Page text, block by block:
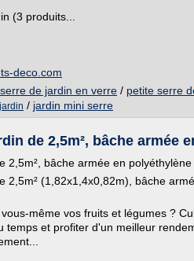
(3 produits...
deco.com
de jardin en verre / petite serre
/ jardin mini serre
de 2,5m², bâche armée
2,5m², bâche armée en
2,5m² (1,82x1,4x0,82m), bâche
même vos fruits et légumes ?
temps et profiter d'un meilleur